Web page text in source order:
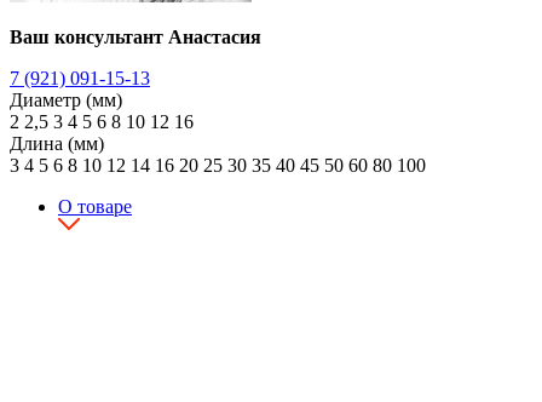
Ваш консультант Анастасия
7 (921) 091-15-13
Диаметр (мм)
2 2,5 3 4 5 6 8 10 12 16
Длина (мм)
3 4 5 6 8 10 12 14 16 20 25 30 35 40 45 50 60 80 100
О товаре